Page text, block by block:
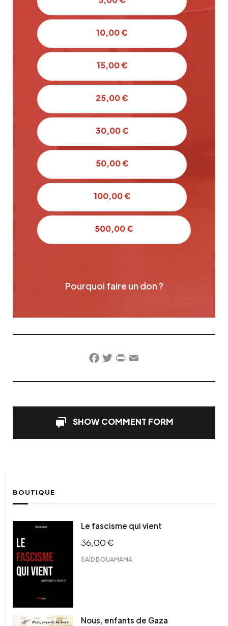
10,00 €
15,00 €
25,00 €
30,00 €
50,00 €
100,00 €
500,00 €
Pourquoi faire un don ?
Facebook
TwitterPrintFriendly
Email
SHOW COMMENT FORM
BOUTIQUE
Le fascisme qui vient
36,00€
SAÏD BOUAMAMA
Nous, enfants de Gaza